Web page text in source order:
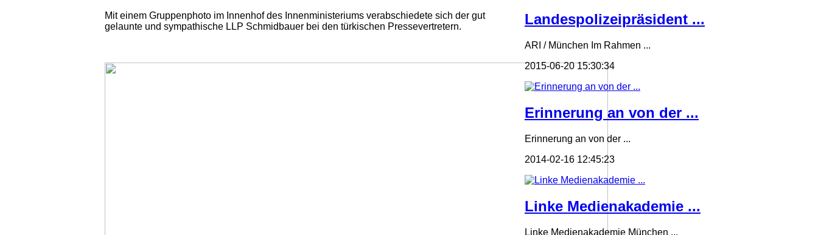
Mit einem Gruppenphoto im Innenhof des Innenministeriums verabschiedete sich der gut
gelaunte und sympathische LLP Schmidbauer bei den türkischen Pressevertretern.
Landespolizeipräsident ...
ARI / München Im Rahmen ...
2015-06-20 15:30:34
Erinnerung an von der ...
Erinnerung an von der ...
2014-02-16 12:45:23
Linke Medienakademie ...
Linke Medienakademie München ...